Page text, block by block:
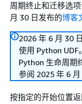
周期终止和迁移选
月 30 日发布的博客
2026 年 6 月 30
使用 Python
Python 生命周期
参阅 2025 年 6
按指定的开始位置返